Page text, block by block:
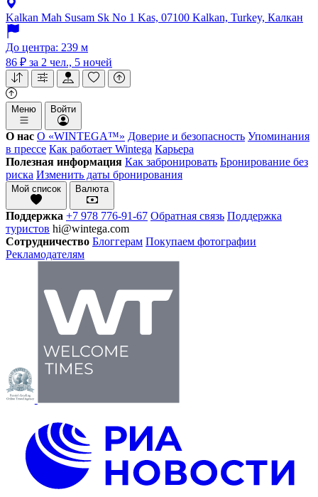
Kalkan Mah Susam Sk No 1 Kas, 07100 Kalkan, Turkey, Калкан
До центра: 239 м
86 ₽ за 2 чел., 5 ночей
Меню Войти
О нас О «WINTEGA™» Доверие и безопасность Упоминания
в прессе Как работает Wintega Карьера
Полезная информация Как забронировать Бронирование без
риска Изменить даты бронирования
Мой список Валюта
Поддержка +7 978 776-91-67 Обратная связь Поддержка
туристов hi@wintega.com
Сотрудничество Блоггерам Покупаем фотографии
Рекламодателям